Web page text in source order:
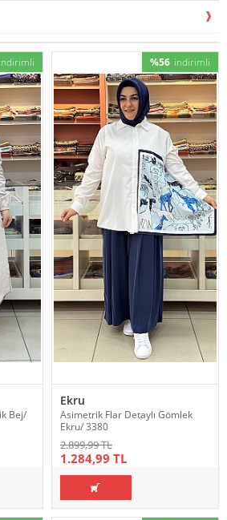
indirimli
Bej/
%56 indirimli
Ekru
Asimetrik Flar Detaylı Gömlek
Ekru/ 3380
2.899,99 TL
1.284,99 TL